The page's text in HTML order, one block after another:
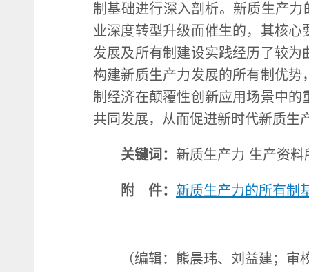
制基础进行深入剖析。新质生产
业深度转型升级而催生的，其核
发展及所有制建设实践经历了较
构建新质生产力发展的所有制优
制经济在颠覆性创新应用场景中
共同发展，从而促进新时代新质生
关键词： 新质生产力 生产资
附 件： 新质生产力的所有制
（编辑：熊晨玮、刘益建；审